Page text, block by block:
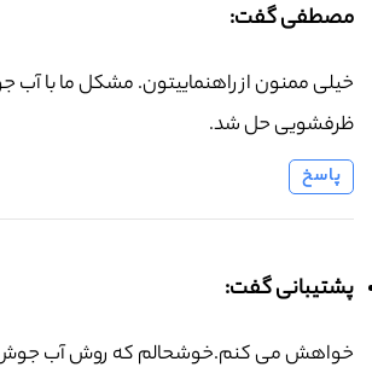
مصطفی گفت:
خیلی ممنون از راهنماییتون. مشکل ما با آب
ظرفشویی حل شد.
پاسخ
پشتیبانی گفت:
خواهش می کنم.خوشحالم که روش آب جوش